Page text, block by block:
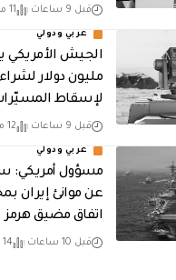
قبل 9 ساعات 11 مشاهدات
عربي ودولي
مليون دولار
لإسقاط
قبل 9 ساعات 12 مشاهدات
عربي ودولي
مسؤول أمريكي:
عن موانئ إيران
اتفاق مضيق هرمز
قبل 10 ساعات 14 مشاهدات